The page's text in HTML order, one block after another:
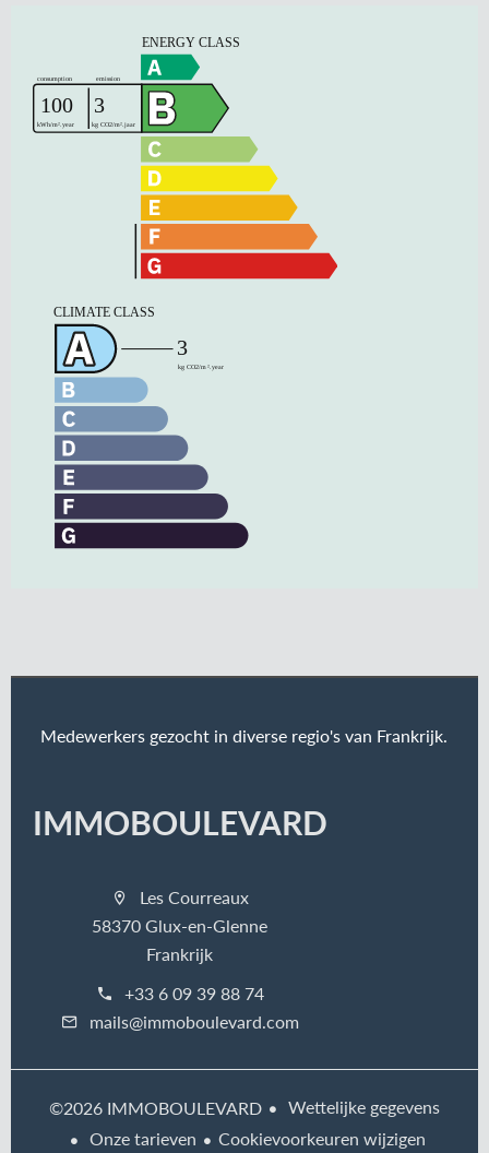
Medewerkers gezocht in diverse regio's van Frankrijk.
IMMOBOULEVARD
Les Courreaux
58370 Glux-en-Glenne
Frankrijk
+33 6 09 39 88 74
mails@immoboulevard.com
©2026 IMMOBOULEVARD
Wettelijke gegevens
Onze tarieven
Cookievoorkeuren wijzigen